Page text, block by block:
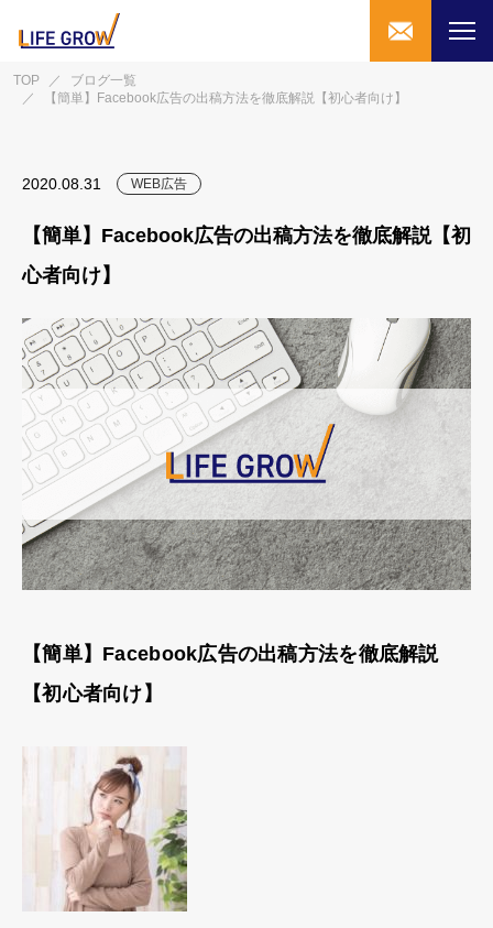
TOP ／
ブログ一覧
／
【簡単】Facebook広告の出稿方法を徹底解説【初心者向け】
2020.08.31 WEB広告
【簡単】Facebook広告の出稿方法を徹底解説【初
心者向け】
【簡単】Facebook広告の出稿方法を徹底解説
【初心者向け】